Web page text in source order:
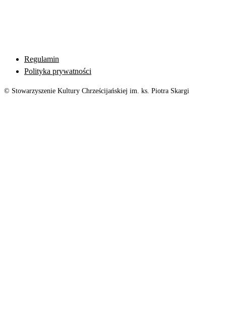
Regulamin
Polityka prywatności
© Stowarzyszenie Kultury Chrześcijańskiej im. ks. Piotra Skargi